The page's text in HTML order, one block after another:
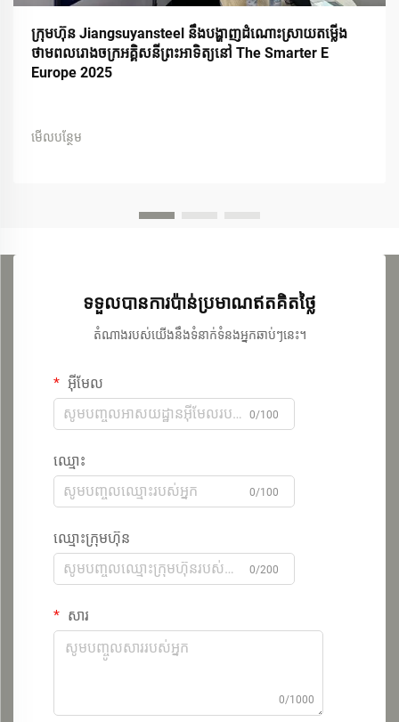
ក្រុមហ៊ុន Jiangsuyansteel នឹងបង្ហាញដំណោះស្រាយតម្លើង
ថាមពលរោងចក្រអគ្គិសនីព្រះអាទិត្យនៅ The Smarter E
Europe 2025
មើលបន្ថែម
ទទួលបានការប៉ាន់ប្រមាណឥតគិតថ្លៃ
តំណាងរបស់យើងនឹងទំនាក់ទំនងអ្នកឆាប់ៗនេះ។
អ៊ីមែល
0/100
ឈ្មោះ
0/100
ឈ្មោះក្រុមហ៊ុន
0/200
សារ
0/1000